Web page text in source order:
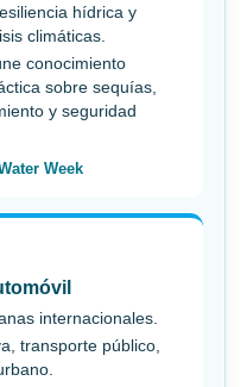
hídrica y
climáticas.
conocimiento
sobre sequías,
y seguridad
Week
internacionales.
transporte público,